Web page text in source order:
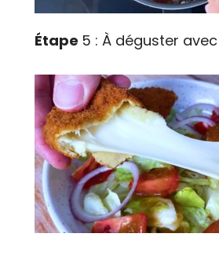
Étape 5 : À déguster